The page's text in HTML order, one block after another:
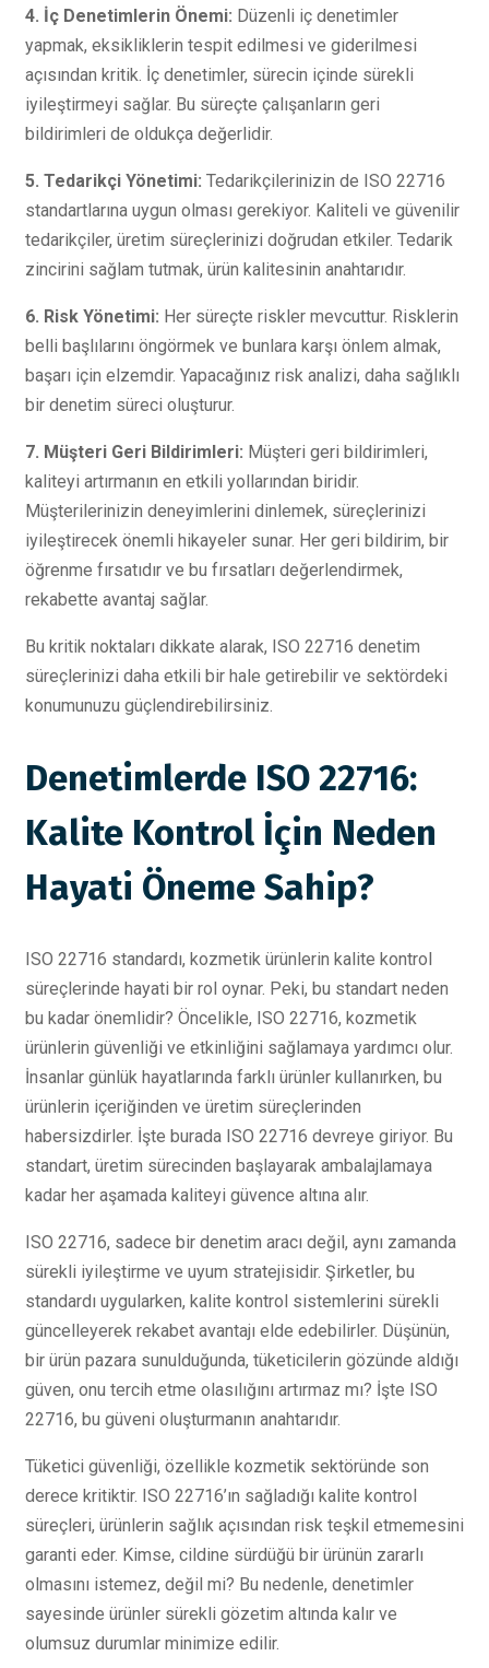
4. İç Denetimlerin Önemi: Düzenli iç denetimler
yapmak, eksikliklerin tespit edilmesi ve giderilmesi
açısından kritik. İç denetimler, sürecin içinde sürekli
iyileştirmeyi sağlar. Bu süreçte çalışanların geri
bildirimleri de oldukça değerlidir.
5. Tedarikçi Yönetimi: Tedarikçilerinizin de ISO 22716
standartlarına uygun olması gerekiyor. Kaliteli ve güvenilir
tedarikçiler, üretim süreçlerinizi doğrudan etkiler. Tedarik
zincirini sağlam tutmak, ürün kalitesinin anahtarıdır.
6. Risk Yönetimi: Her süreçte riskler mevcuttur. Risklerin
belli başlılarını öngörmek ve bunlara karşı önlem almak,
başarı için elzemdir. Yapacağınız risk analizi, daha sağlıklı
bir denetim süreci oluşturur.
7. Müşteri Geri Bildirimleri: Müşteri geri bildirimleri,
kaliteyi artırmanın en etkili yollarından biridir.
Müşterilerinizin deneyimlerini dinlemek, süreçlerinizi
iyileştirecek önemli hikayeler sunar. Her geri bildirim, bir
öğrenme fırsatıdır ve bu fırsatları değerlendirmek,
rekabette avantaj sağlar.
Bu kritik noktaları dikkate alarak, ISO 22716 denetim
süreçlerinizi daha etkili bir hale getirebilir ve sektördeki
konumunuzu güçlendirebilirsiniz.
Denetimlerde ISO 22716:
Kalite Kontrol İçin Neden
Hayati Öneme Sahip?
ISO 22716 standardı, kozmetik ürünlerin kalite kontrol
süreçlerinde hayati bir rol oynar. Peki, bu standart neden
bu kadar önemlidir? Öncelikle, ISO 22716, kozmetik
ürünlerin güvenliği ve etkinliğini sağlamaya yardımcı olur.
İnsanlar günlük hayatlarında farklı ürünler kullanırken, bu
ürünlerin içeriğinden ve üretim süreçlerinden
habersizdirler. İşte burada ISO 22716 devreye giriyor. Bu
standart, üretim sürecinden başlayarak ambalajlamaya
kadar her aşamada kaliteyi güvence altına alır.
ISO 22716, sadece bir denetim aracı değil, aynı zamanda
sürekli iyileştirme ve uyum stratejisidir. Şirketler, bu
standardı uygularken, kalite kontrol sistemlerini sürekli
güncelleyerek rekabet avantajı elde edebilirler. Düşünün,
bir ürün pazara sunulduğunda, tüketicilerin gözünde aldığı
güven, onu tercih etme olasılığını artırmaz mı? İşte ISO
22716, bu güveni oluşturmanın anahtarıdır.
Tüketici güvenliği, özellikle kozmetik sektöründe son
derece kritiktir. ISO 22716’ın sağladığı kalite kontrol
süreçleri, ürünlerin sağlık açısından risk teşkil etmemesini
garanti eder. Kimse, cildine sürdüğü bir ürünün zararlı
olmasını istemez, değil mi? Bu nedenle, denetimler
sayesinde ürünler sürekli gözetim altında kalır ve
olumsuz durumlar minimize edilir.